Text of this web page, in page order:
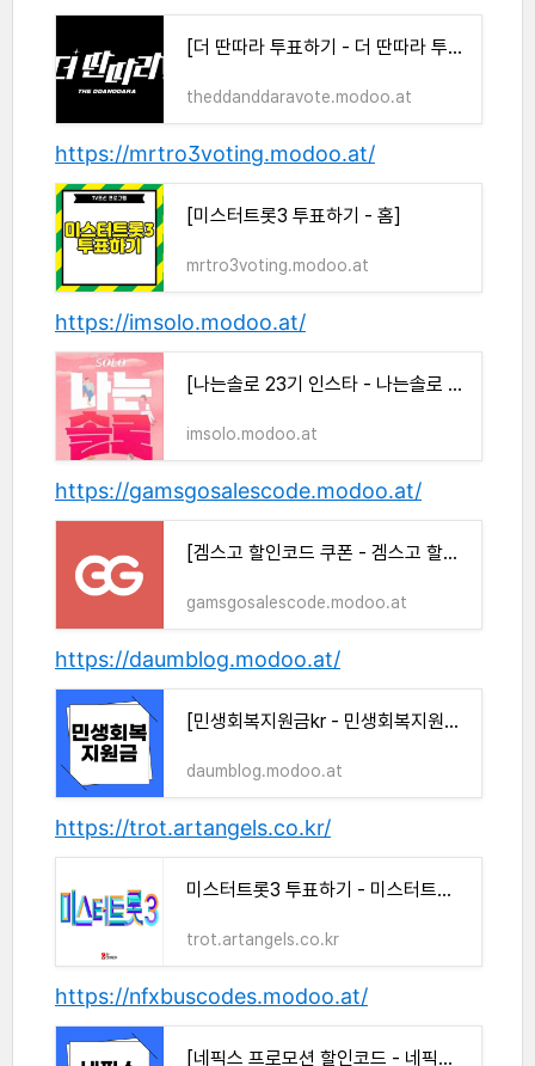
[더 딴따라 투표하기 - 더 딴따라 투표하기]
theddanddaravote.modoo.at
https://mrtro3voting.modoo.at/
[미스터트롯3 투표하기 - 홈]
mrtro3voting.modoo.at
https://imsolo.modoo.at/
[나는솔로 23기 인스타 - 나는솔로 23기 인스타]
imsolo.modoo.at
https://gamsgosalescode.modoo.at/
[겜스고 할인코드 쿠폰 - 겜스고 할인코드]
gamsgosalescode.modoo.at
https://daumblog.modoo.at/
[민생회복지원금kr - 민생회복지원금kr]
daumblog.modoo.at
https://trot.artangels.co.kr/
미스터트롯3 투표하기 - 미스터트롯3 투표방법
trot.artangels.co.kr
https://nfxbuscodes.modoo.at/
[네픽스 프로모션 할인코드 - 네픽스버스 할인코드]